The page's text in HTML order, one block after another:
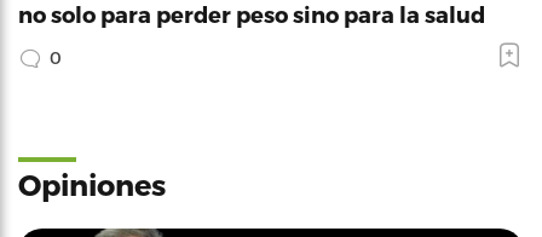
no solo para perder peso sino para la salud
0
Opiniones